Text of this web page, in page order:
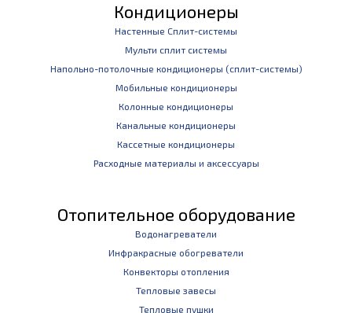
Кондиционеры
Настенные Сплит-системы
Мульти сплит системы
Напольно-потолочные кондиционеры (сплит-системы)
Мобильные кондиционеры
Колонные кондиционеры
Канальные кондиционеры
Кассетные кондиционеры
Расходные материалы и аксессуары
Отопительное оборудование
Водонагреватели
Инфракрасные обогреватели
Конвекторы отопления
Тепловые завесы
Тепловые пушки